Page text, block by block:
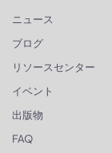
ニュース
ブログ
リソースセンター
イベント
出版物
FAQ